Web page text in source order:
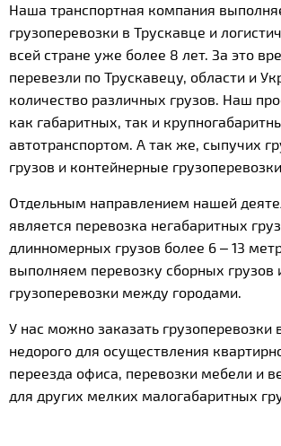
Наша транспортная компания
грузоперевозки в Трускавце и
всей стране уже более 8 лет. За это
перевезли по Трускавецу, области и
количество различных грузов. Наш
как габаритных, так и
автотранспортом. А так же, сыпучих
грузов и контейнерные
Отдельным направлением нашей
является перевозка негабаритных
длинномерных грузов более 6 – 13
выполняем перевозку сборных грузов
грузоперевозки между городами.
У нас можно заказать грузоперевозки
недорого для осуществления
переезда офиса, перевозки мебели и
для других мелких малогабаритных